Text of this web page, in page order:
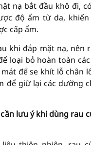
nạ bắt đầu khô đi,
độ ẩm từ da,
cấp ẩm.
khi đắp mặt nạ, nên
loại bỏ hoàn toàn
để se khít lỗ chân
để giữ lại các dưỡng
lưu ý khi dùng rau